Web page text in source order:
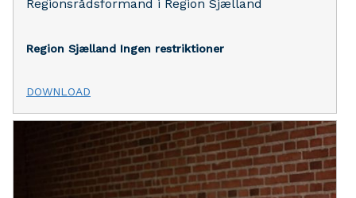
Regionsrådsformand i Region Sjælland
Region Sjælland Ingen restriktioner
DOWNLOAD